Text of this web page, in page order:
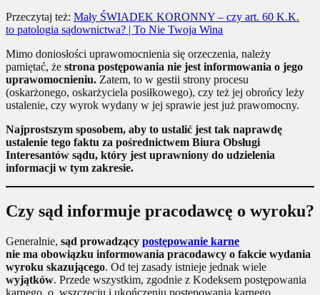
Przeczytaj też: Mały ŚWIADEK KORONNY – czy art. 60 K.K.
to patologia sądownictwa? | To Nie Twoja Wina
Mimo doniosłości uprawomocnienia się orzeczenia, należy
pamiętać, że strona postępowania nie jest informowania o jego
uprawomocnieniu. Zatem, to w gestii strony procesu
(oskarżonego, oskarżyciela posiłkowego), czy też jej obrońcy leży
ustalenie, czy wyrok wydany w jej sprawie jest już prawomocny.
Najprostszym sposobem, aby to ustalić jest tak naprawdę
ustalenie tego faktu za pośrednictwem Biura Obsługi
Interesantów sądu, który jest uprawniony do udzielenia
informacji w tym zakresie.
Czy sąd informuje pracodawcę o wyroku?
Generalnie, sąd prowadzący postępowanie karne
nie ma obowiązku informowania pracodawcy o fakcie wydania
wyroku skazującego. Od tej zasady istnieje jednak wiele
wyjątków. Przede wszystkim, zgodnie z Kodeksem postępowania